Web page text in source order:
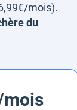
mois).
du
mois